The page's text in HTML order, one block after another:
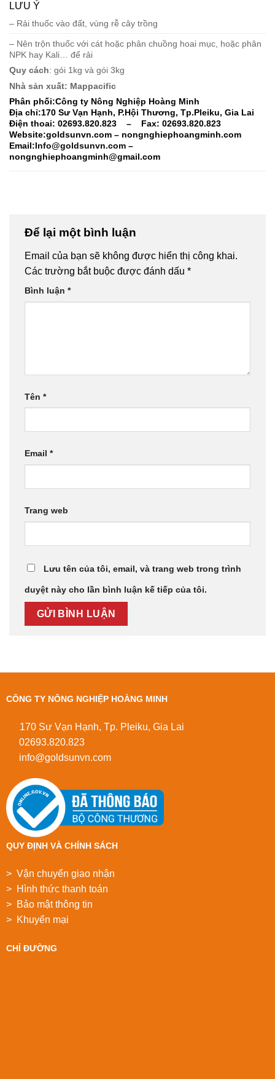
LƯU Ý
– Rải thuốc vào đất, vùng rễ cây trồng
– Nên trộn thuốc với cát hoặc phân chuồng hoai mục, hoặc phân
NPK hay Kali… để rải
Quy cách: gói 1kg và gói 3kg
Nhà sản xuất: Mappacific
Phân phối:Công ty Nông Nghiệp Hoàng Minh
Địa chỉ:170 Sư Vạn Hạnh, P.Hội Thương, Tp.Pleiku, Gia Lai
Điện thoai: 02693.820.823 – Fax: 02693.820.823
Website:goldsunvn.com – nongnghiephoangminh.com
Email:Info@goldsunvn.com –
nongnghiephoangminh@gmail.com
Để lại một bình luận
Email của bạn sẽ không được hiển thị công khai.
Các trường bắt buộc được đánh dấu *
Bình luận *
Tên *
Email *
Trang web
Lưu tên của tôi, email, và trang web trong trình
duyệt này cho lần bình luận kế tiếp của tôi.
CÔNG TY NÔNG NGHIỆP HOÀNG MINH
170 Sư Vạn Hạnh, Tp. Pleiku, Gia Lai
02693.820.823
info@goldsunvn.com
QUY ĐỊNH VÀ CHÍNH SÁCH
> Vận chuyển giao nhận
> Hình thức thanh toán
> Bảo mật thông tin
> Khuyển mại
CHỈ ĐƯỜNG